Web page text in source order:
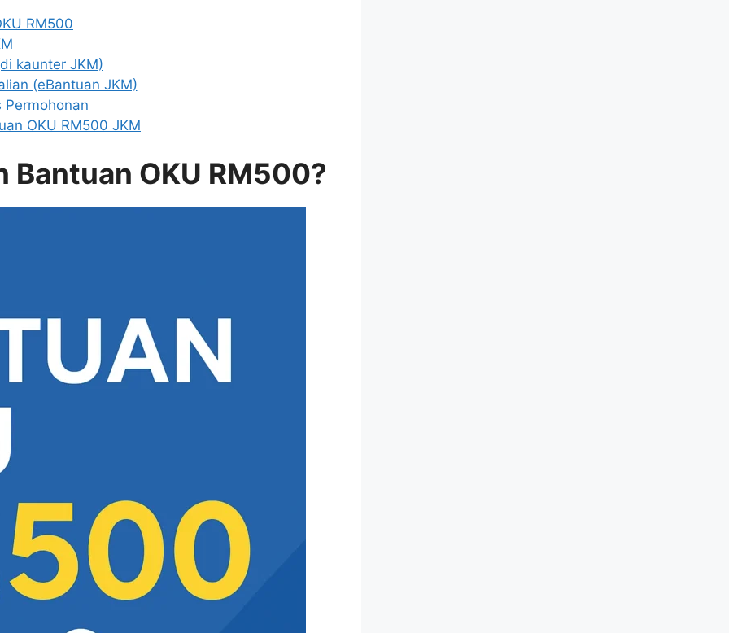
RM500
kaunter JKM)
(eBantuan JKM)
Permohonan
OKU RM500 JKM
Bantuan OKU RM500?